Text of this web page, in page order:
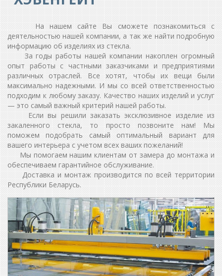
На нашем сайте Вы сможете познакомиться с
деятельностью нашей компании, а так же найти подробную
информацию об изделиях из стекла.
За годы работы нашей компании накоплен огромный
опыт работы с частными заказчиками и предприятиями
различных отраслей. Все хотят, чтобы их вещи были
максимально надежными. И мы со всей ответственностью
подходим к любому заказу. Качество наших изделий и услуг
— это самый важный критерий нашей работы.
Если вы решили заказать эксклюзивное изделие из
закаленного стекла, то просто позвоните нам! Мы
поможем подобрать самый оптимальный вариант для
вашего интерьера с учетом всех ваших пожеланий!
Мы помогаем нашим клиентам от замера до монтажа и
обеспечиваем гарантийное обслуживание.
Доставка и монтаж производится по всей территории
Республики Беларусь.